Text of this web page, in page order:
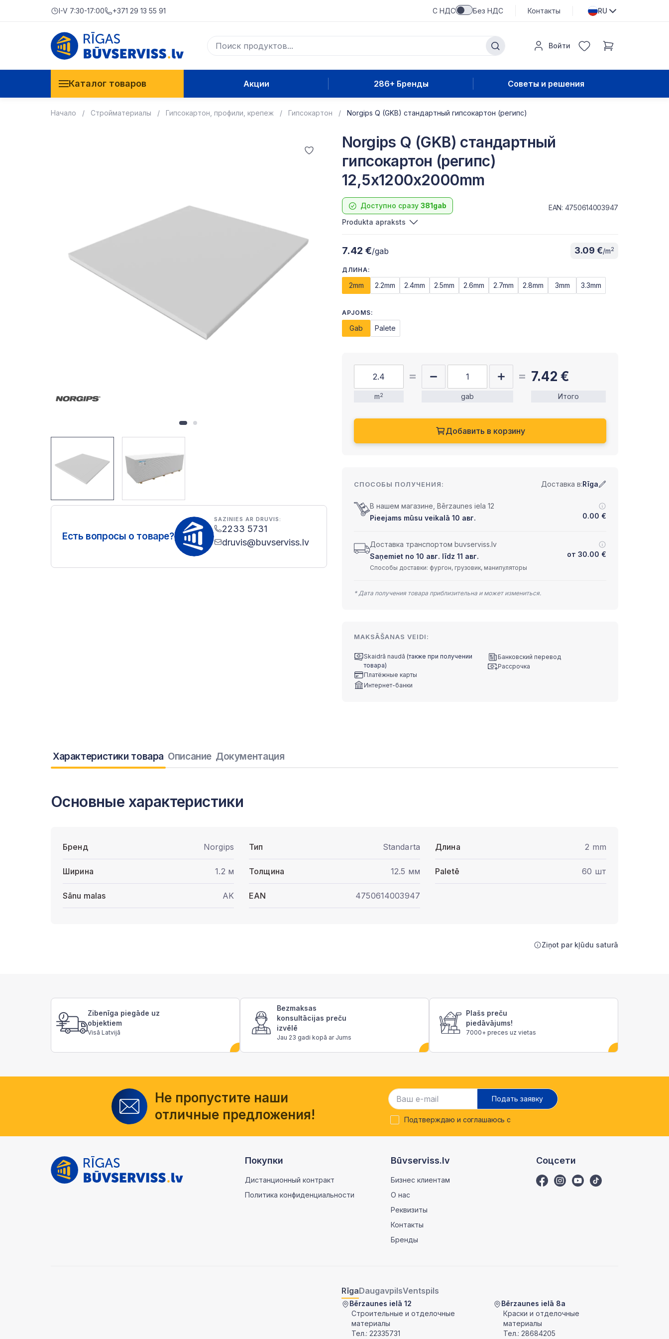
I-V 7:30-17:00 +371 29 13 55 91 С НДС Без НДС Контакты RU
Войти
Каталог товаров Акции 286+ Бренды Советы и решения
Начало Стройматериалы Гипсокартон, профили, крепеж Гипсокартон Norgips Q (GKB) стандартный гипсокартон (регипс)
Есть вопросы о товаре?
SAZINIES AR DRUVIS:
2233 5731
druvis@buvserviss.lv
Norgips Q (GKB) стандартный
гипсокартон (регипс)
12,5x1200x2000mm
Доступно сразу 381gab
EAN: 4750614003947
Produkta apraksts
7.42 €/gab 3.09 €/m2
ДЛИНА:
2mm 2.2mm 2.4mm 2.5mm 2.6mm 2.7mm 2.8mm 3mm 3.3mm
APJOMS:
Gab Palete
m2 gab
7.42 €
Итого
Добавить в корзину
СПОСОБЫ ПОЛУЧЕНИЯ: Доставка в:Rīga
В нашем магазине, Bērzaunes iela 12
Pieejams mūsu veikalā 10 авг.
0.00 €
Доставка транспортом buvserviss.lv
Saņemiet no 10 авг. līdz 11 авг.
от 30.00 €
Способы доставки: фургон, грузовик, манипуляторы
* Дата получения товара приблизительна и может измениться.
MAKSĀŠANAS VEIDI:
Skaidrā naudā (также при получении
товара)
Платёжные карты
Интернет-банки
Банковский перевод
Рассрочка
Характеристики товара Описание Документация
Основные характеристики
Бренд Norgips Тип Standarta Длина 2 mm
Ширина 1.2 м Толщина 12.5 мм Paletē 60 шт
Sānu malas AK EAN 4750614003947
Ziņot par kļūdu saturā
Zibenīga piegāde uz
objektiem
Visā Latvijā
Bezmaksas
konsultācijas preču
izvēlē
Jau 23 gadi kopā ar Jums
Plašs preču
piedāvājums!
7000+ preces uz vietas
Не пропустите наши
отличные предложения!
Подать заявку
Подтверждаю и соглашаюсь с
Покупки
Дистанционный контракт
Политика конфиденциальности
Būvserviss.lv
Бизнес клиентам
О нас
Реквизиты
Контакты
Бренды
Соцсети
RīgaDaugavpilsVentspils
Bērzaunes ielā 12
Строительные и отделочные
материалы
Тел.: 22335731
Bērzaunes ielā 8a
Краски и отделочные
материалы
Тел.: 28684205